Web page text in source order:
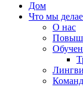
Дом
Что мы
О нас